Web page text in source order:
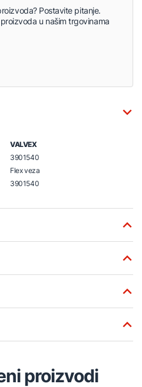
Postavite pitanje.
u našim trgovinama
VALVEX
3901540
Flex veza
3901540
proizvodi